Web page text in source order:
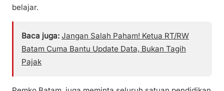
belajar.
Baca juga: Jangan Salah Paham! Ketua RT/RW
Batam Cuma Bantu Update Data, Bukan Tagih
Pajak